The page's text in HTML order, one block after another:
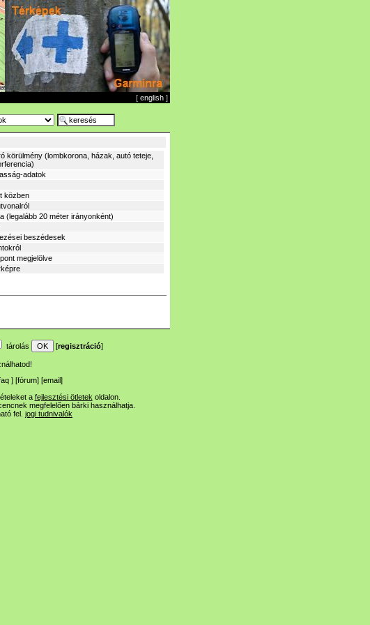
[ english ]
körülmény (lombkorona, házak, autó teteje,
adatok
közben
(legalább 20 méter irányonként)
beszédesek
megjelölve
tárolás [regisztráció]
] [fórum] [email]
a fejlesztési ötletek oldalon.
megfelelően bárki használhatja.
fel. jogi tudnivalók